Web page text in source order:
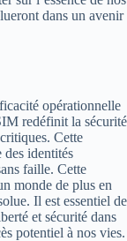
dans un avenir
opérationnelle
redéfinit la sécurité
Cette
identités
faille. Cette
monde de plus en
Il est essentiel de
et sécurité dans
potentiel à nos vies.